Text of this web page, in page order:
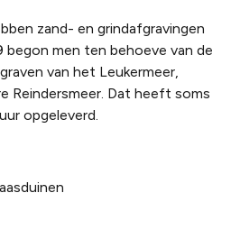
zand- en grindafgravingen
begon men ten behoeve van de
van het Leukermeer,
Reindersmeer. Dat heeft soms
opgeleverd.